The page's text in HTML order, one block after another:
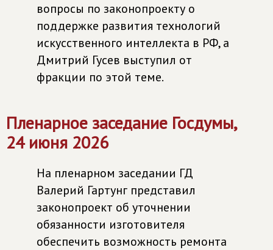
вопросы по законопроекту о
поддержке развития технологий
искусственного интеллекта в РФ, а
Дмитрий Гусев выступил от
фракции по этой теме.
Пленарное заседание Госдумы,
24 июня 2026
На пленарном заседании ГД
Валерий Гартунг представил
законопроект об уточнении
обязанности изготовителя
обеспечить возможность ремонта